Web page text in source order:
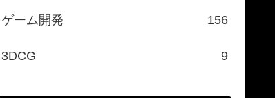
ゲーム開発 156
3DCG 9